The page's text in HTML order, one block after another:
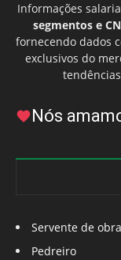
Informações
segmentos e
fornecendo dados
exclusivos do
Nós
Servente de
Pedreiro